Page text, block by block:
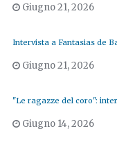
Giugno 21, 2026
Intervista a Fantasias de
Giugno 21, 2026
"Le ragazze del coro":
Giugno 14, 2026